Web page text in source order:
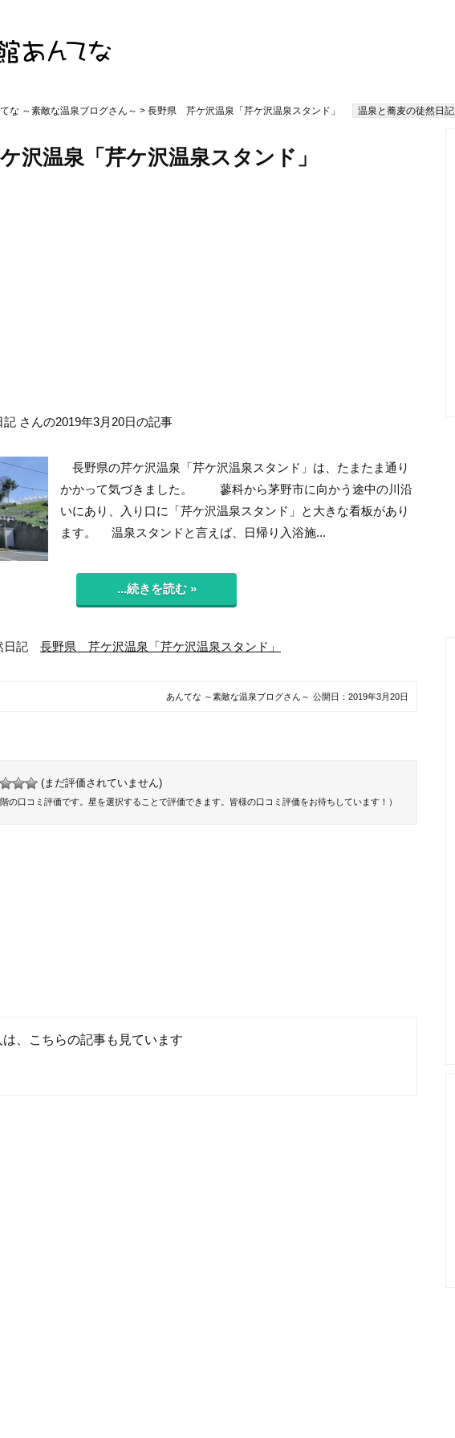
な ～素敵な温泉ブログさん～ > 長野県 芹ケ沢温泉「芹ケ沢温泉スタンド」 温泉と蕎麦の徒然日記
沢温泉「芹ケ沢温泉スタンド」
さんの2019年3月20日の記事
長野県の芹ケ沢温泉「芹ケ沢温泉スタンド」は、たまたま通り
かかって気づきました。 蓼科から茅野市に向かう途中の川沿
いにあり、入り口に「芹ケ沢温泉スタンド」と大きな看板があり
ます。 温泉スタンドと言えば、日帰り入浴施...
...続きを読む »
日記 長野県 芹ケ沢温泉「芹ケ沢温泉スタンド」
あんてな ～素敵な温泉ブログさん～ 公開日： 2019年3月20日
(まだ評価されていません)
階の口コミ評価です。星を選択することで評価できます。皆様の口コミ評価をお待ちしています！）
、こちらの記事も見ています